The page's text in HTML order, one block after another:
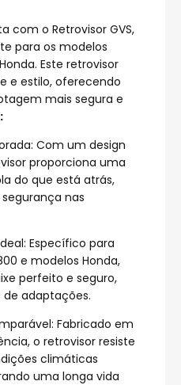
com o Retrovisor GVS,
para os modelos
Este retrovisor
e estilo, oferecendo
mais segura e
Com um design
proporciona uma
do que está atrás,
nas
Específico para
e modelos Honda,
perfeito e seguro,
adaptações.
Fabricado em
o retrovisor resiste
climáticas
uma longa vida